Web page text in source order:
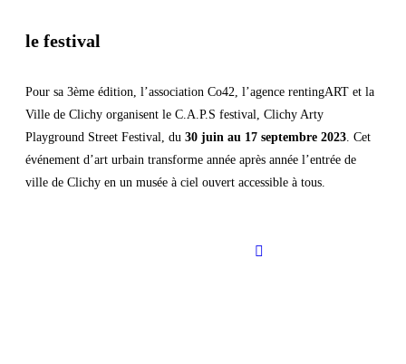
le festival
Pour sa 3ème édition, l’association Co42, l’agence rentingART et la
Ville de Clichy organisent le C.A.P.S festival, Clichy Arty
Playground Street Festival, du 30 juin au 17 septembre 2023 . Cet
événement d’art urbain transforme année après année l’entrée de
ville de Clichy en un musée à ciel ouvert accessible à tous.